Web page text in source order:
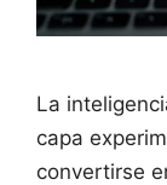
La
capa
convertirse